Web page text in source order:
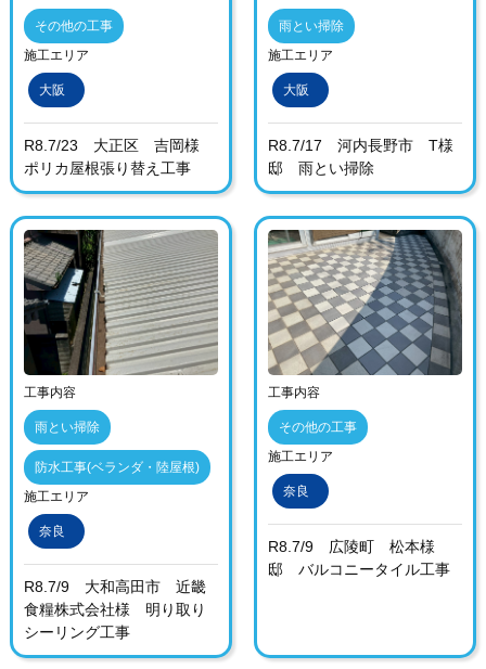
その他の工事
施工エリア
大阪
R8.7/23 大正区 吉岡様
ポリカ屋根張り替え工事
雨とい掃除
施工エリア
大阪
R8.7/17 河内長野市 T様
邸 雨とい掃除
工事内容
雨とい掃除
防水工事(ベランダ・陸屋根)
施工エリア
奈良
R8.7/9 大和高田市 近畿
食糧株式会社様 明り取り
シーリング工事
工事内容
その他の工事
施工エリア
奈良
R8.7/9 広陵町 松本様
邸 バルコニータイル工事